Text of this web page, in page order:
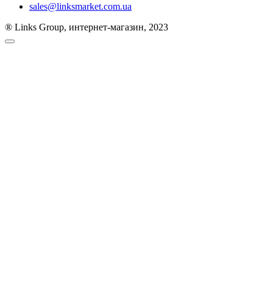
sales@linksmarket.com.ua
® Links Group, интернет-магазин, 2023